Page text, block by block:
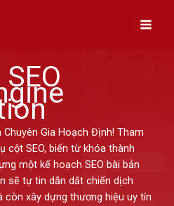
Gia Hoạch Định! Tham
cột SEO, biến từ khóa thành
một kế hoạch SEO bài bản
sẽ tự tin dẫn dắt chiến dịch
còn xây dựng thương hiệu uy tín